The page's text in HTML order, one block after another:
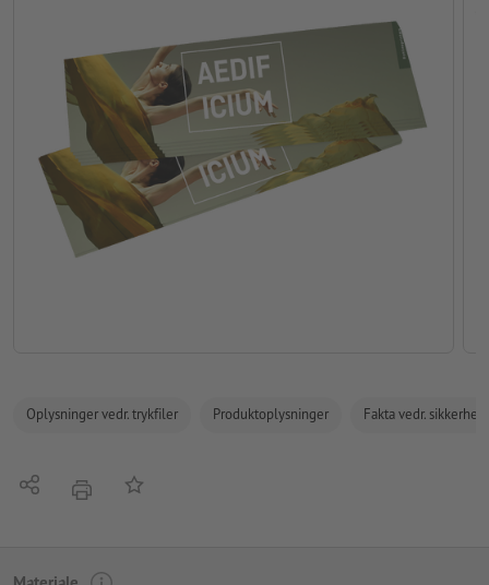
Oplysninger vedr. trykfiler Produktoplysninger Fakta vedr.
Del tryk Tilføj til huskelisten